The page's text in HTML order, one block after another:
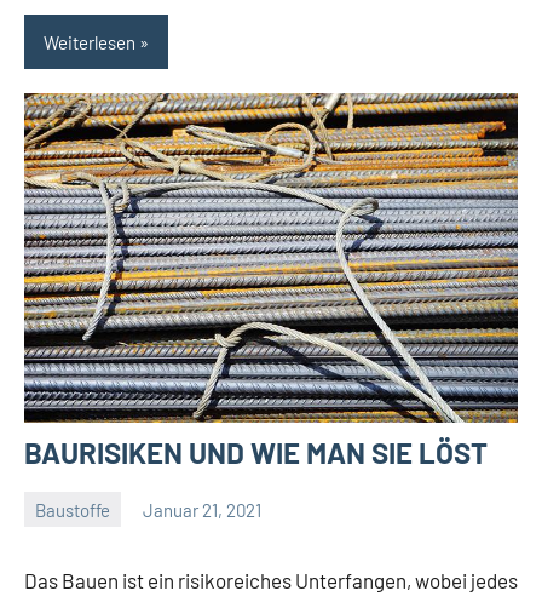
Weiterlesen
BAURISIKEN UND WIE MAN SIE LÖST
Baustoffe Januar 21, 2021
Das Bauen ist ein risikoreiches Unterfangen, wobei jedes